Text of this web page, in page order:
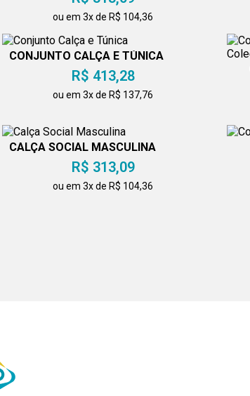
ou em 3x de R$ 104,36
CONJUNTO CALÇA E TÚNICA
R$ 413,28
ou em 3x de R$ 137,76
CALÇA SOCIAL MASCULINA
R$ 313,09
ou em 3x de R$ 104,36